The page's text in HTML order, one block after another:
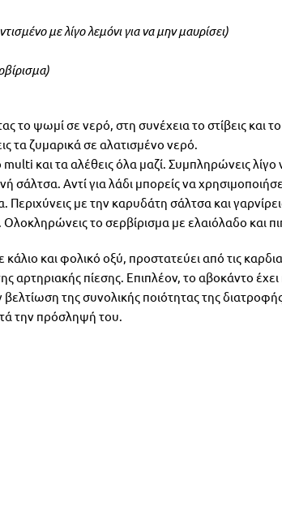
με λίγο λεμόνι για να μην μαυρίσει)
το ψωμί σε νερό, στη συνέχεια το στίβεις και
τα ζυμαρικά σε αλατισμένο νερό.
και τα αλέθεις όλα μαζί. Συμπληρώνεις
Αντί για λάδι μπορείς να
Περιχύνεις με την καρυδάτη σάλτσα και
το σερβίρισμα με ελαιόλαδο και
και φολικό οξύ, προστατεύει από τις
αρτηριακής πίεσης. Επιπλέον, το αβοκάντο
της συνολικής ποιότητας της
την πρόσληψή του.